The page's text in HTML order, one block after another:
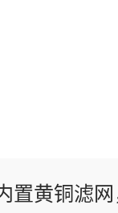
置黄铜滤网